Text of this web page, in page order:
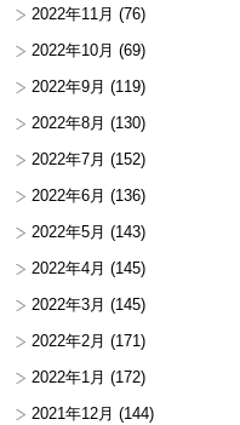
2022年11月 (76)
2022年10月 (69)
2022年9月 (119)
2022年8月 (130)
2022年7月 (152)
2022年6月 (136)
2022年5月 (143)
2022年4月 (145)
2022年3月 (145)
2022年2月 (171)
2022年1月 (172)
2021年12月 (144)